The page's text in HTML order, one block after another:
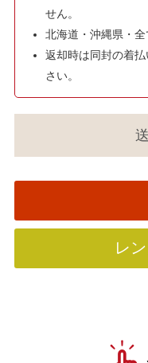
せん。
北海道・沖縄県・全
返却時は同封の着
さい。
レ